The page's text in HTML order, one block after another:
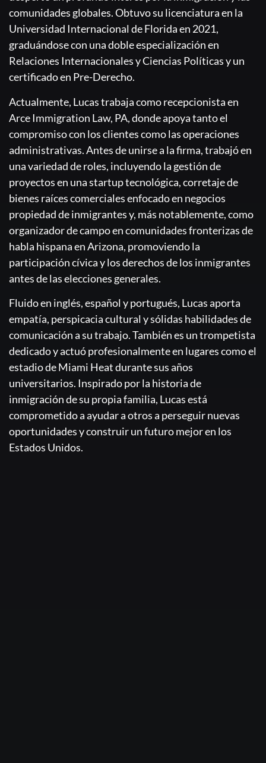
comunidades globales. Obtuvo su licenciatura en la
Universidad Internacional de Florida en 2021,
graduándose con una doble especialización en
Relaciones Internacionales y Ciencias Políticas y un
certificado en Pre-Derecho.
Actualmente, Lucas trabaja como recepcionista en
Arce Immigration Law, PA, donde apoya tanto el
compromiso con los clientes como las operaciones
administrativas. Antes de unirse a la firma, trabajó en
una variedad de roles, incluyendo la gestión de
proyectos en una startup tecnológica, corretaje de
bienes raíces comerciales enfocado en negocios
propiedad de inmigrantes y, más notablemente, como
organizador de campo en comunidades fronterizas de
habla hispana en Arizona, promoviendo la
participación cívica y los derechos de los inmigrantes
antes de las elecciones generales.
Fluido en inglés, español y portugués, Lucas aporta
empatía, perspicacia cultural y sólidas habilidades de
comunicación a su trabajo. También es un trompetista
dedicado y actuó profesionalmente en lugares como el
estadio de Miami Heat durante sus años
universitarios. Inspirado por la historia de
inmigración de su propia familia, Lucas está
comprometido a ayudar a otros a perseguir nuevas
oportunidades y construir un futuro mejor en los
Estados Unidos.